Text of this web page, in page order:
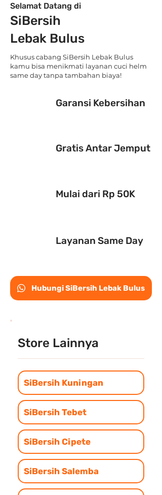
Selamat Datang di
SiBersih
Lebak Bulus
Khusus cabang SiBersih Lebak Bulus
kamu bisa menikmati layanan cuci helm
same day tanpa tambahan biaya!
Garansi Kebersihan
Gratis Antar Jemput
Mulai dari Rp 50K
Layanan Same Day
Hubungi SiBersih Lebak Bulus
Store Lainnya
SiBersih Kuningan
SiBersih Tebet
SiBersih Cipete
SiBersih Salemba